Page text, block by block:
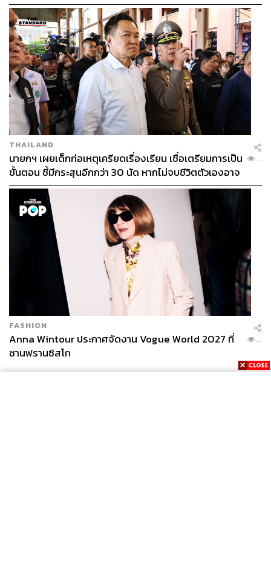
THAILAND
นายกฯ เผยเด็กก่อเหตุเครียดเรื่องเรียน เชื่อเตรียมการเป็น
ขั้นตอน ชี้มีกระสุนอีกกว่า 30 นัด หากไม่จบชีวิตตัวเองอาจ
สูญเสียเพิ่ม
...
FASHION
Anna Wintour ประกาศจัดงาน Vogue World 2027 ที่
ซานฟรานซิสโก
...